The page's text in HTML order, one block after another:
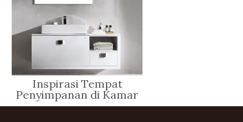
Inspirasi Tempat
Penyimpanan di Kamar
Mandi Keren dan Stylish